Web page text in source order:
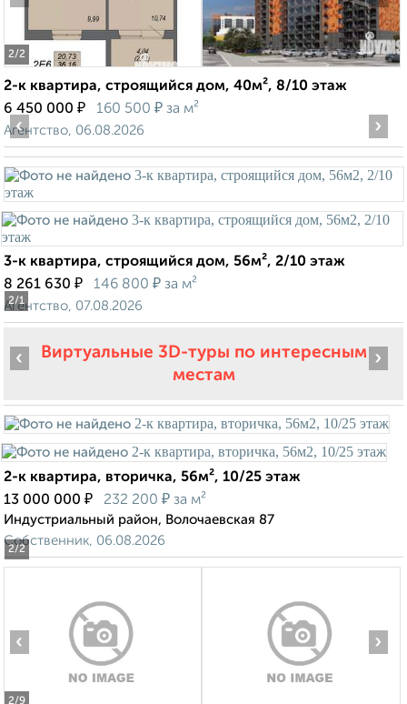
2/2
2-к квартира, строящийся дом, 40м², 8/10 этаж
6 450 000 ₽ 160 500 ₽ за м²
Агентство, 06.08.2026
2/1
‹ ›
3-к квартира, строящийся дом, 56м², 2/10 этаж
8 261 630 ₽ 146 800 ₽ за м²
Агентство, 07.08.2026
Виртуальные 3D-туры по интересным
местам
2/2
‹ ›
2-к квартира, вторичка, 56м², 10/25 этаж
13 000 000 ₽ 232 200 ₽ за м²
Индустриальный район, Волочаевская 87
Собственник, 06.08.2026
2/9
‹ ›